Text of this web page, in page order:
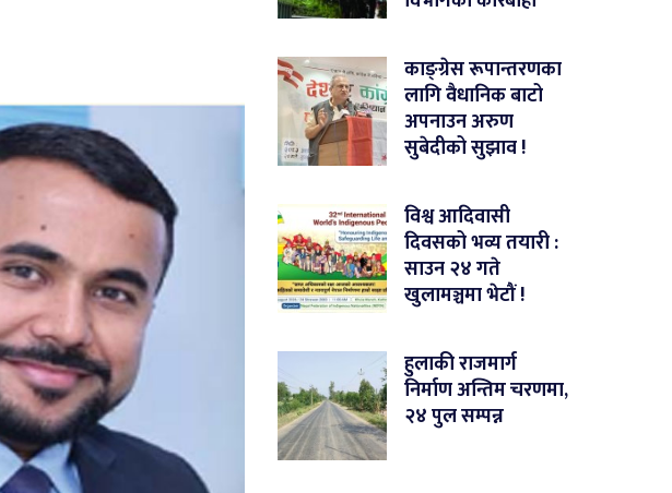
काङ्ग्रेस रूपान्तरणका
लागि वैधानिक बाटो
अपनाउन अरुण
सुबेदीको सुझाव !
विश्व आदिवासी
दिवसको भव्य तयारी :
साउन २४ गते
खुलामञ्चमा भेटौं !
हुलाकी राजमार्ग
निर्माण अन्तिम चरणमा,
२४ पुल सम्पन्न